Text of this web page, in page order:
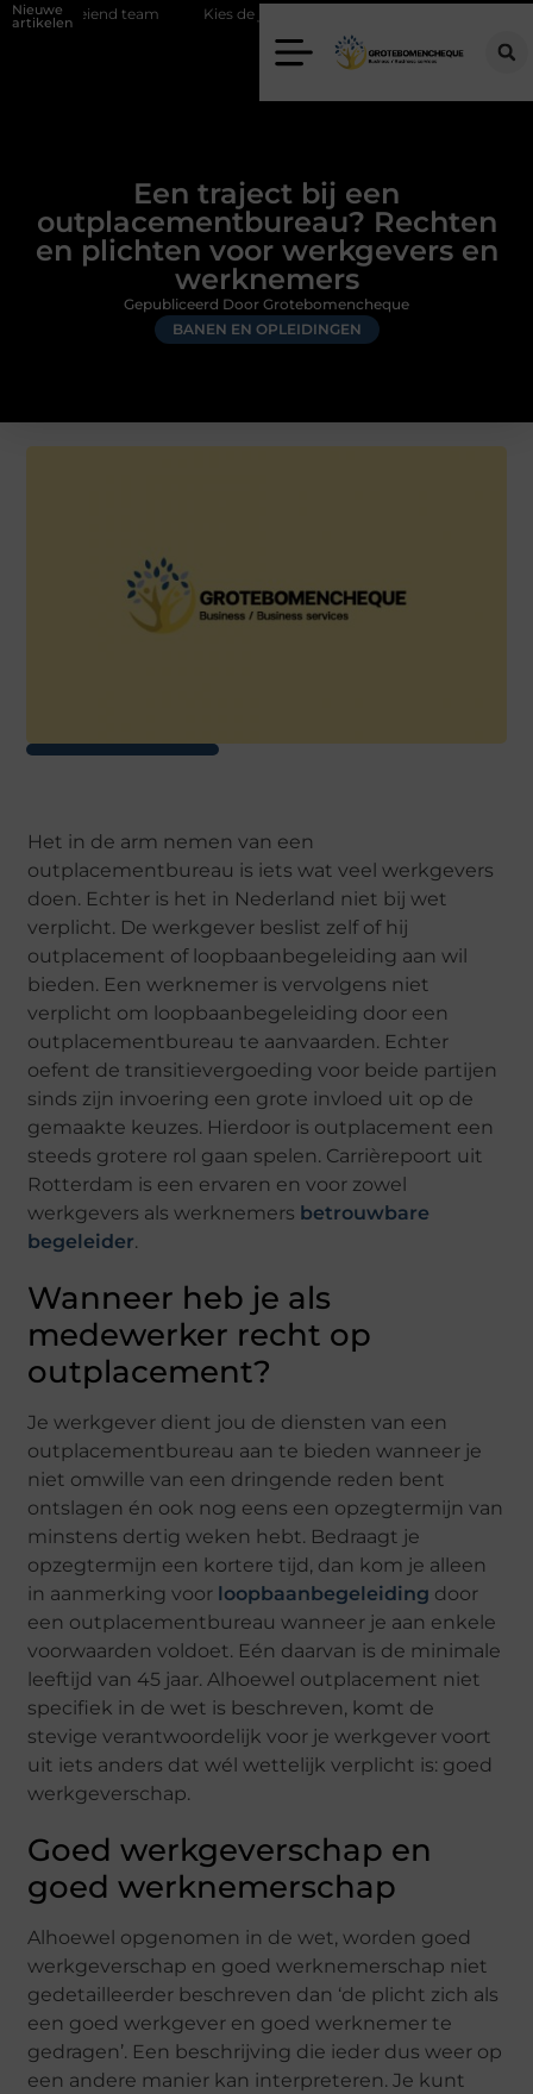
Nieuwe
artikelenteam Kies de juiste diamantboor voor uw project
Een traject bij een
outplacementbureau? Rechten
en plichten voor werkgevers en
werknemers
BANEN EN OPLEIDINGEN
Gepubliceerd Door Grotebomencheque
Het in de arm nemen van een
outplacementbureau is iets wat veel werkgevers
doen. Echter is het in Nederland niet bij wet
verplicht. De werkgever beslist zelf of hij
outplacement of loopbaanbegeleiding aan wil
bieden. Een werknemer is vervolgens niet
verplicht om loopbaanbegeleiding door een
outplacementbureau te aanvaarden. Echter
oefent de transitievergoeding voor beide partijen
sinds zijn invoering een grote invloed uit op de
gemaakte keuzes. Hierdoor is outplacement een
steeds grotere rol gaan spelen. Carrièrepoort uit
Rotterdam is een ervaren en voor zowel
werkgevers als werknemers betrouwbare
begeleider.
Wanneer heb je als
medewerker recht op
outplacement?
Je werkgever dient jou de diensten van een
outplacementbureau aan te bieden wanneer je
niet omwille van een dringende reden bent
ontslagen én ook nog eens een opzegtermijn van
minstens dertig weken hebt. Bedraagt je
opzegtermijn een kortere tijd, dan kom je alleen
in aanmerking voor loopbaanbegeleiding door
een outplacementbureau wanneer je aan enkele
voorwaarden voldoet. Eén daarvan is de minimale
leeftijd van 45 jaar. Alhoewel outplacement niet
specifiek in de wet is beschreven, komt de
stevige verantwoordelijk voor je werkgever voort
uit iets anders dat wél wettelijk verplicht is: goed
werkgeverschap.
Goed werkgeverschap en
goed werknemerschap
Alhoewel opgenomen in de wet, worden goed
werkgeverschap en goed werknemerschap niet
gedetailleerder beschreven dan ‘de plicht zich als
een goed werkgever en goed werknemer te
gedragen’. Een beschrijving die ieder dus weer op
een andere manier kan interpreteren. Je kunt